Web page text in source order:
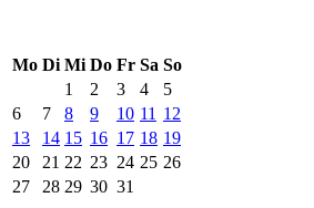
Mo Di Mi Do Fr Sa So
1
2 3 4
5
6
7 8 9 10 11 12
13
14 15 16 17 18 19
20
21 22 23 24 25 26
27
28 29 30 31